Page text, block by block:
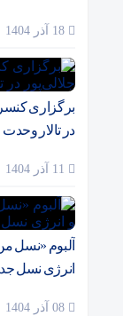
برگزاری
در تالار وحدت
آلبوم «نسل
انرژی نسل